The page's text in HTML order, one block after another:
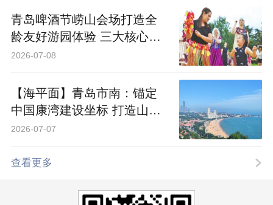
青岛啤酒节崂山会场打造全
龄友好游园体验 三大核心乐
园喊你来“嗨啤”
2026-07-08
【海平面】青岛市南：锚定
中国康湾建设坐标 打造山海
共生的康养样板
2026-07-07
查看更多